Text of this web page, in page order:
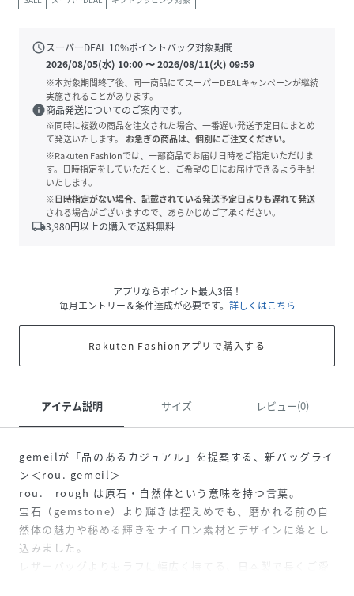
scheduleスーパーDEAL 10%ポイントバック対象期間
2026/08/05(水) 10:00〜2026/08/11(火) 09:59
※本対象期間終了後、同一商品にてスーパーDEALキャンペーンが継続
実施されることがあります。
info商品発送についてのご案内です。
※同時に複数の商品を注文された場合、一番遅い発送予定日にまとめ
て発送いたします。
お急ぎの商品は、個別にご注文ください。
※Rakuten Fashionでは、一部商品でお届け日時をご指定いただけま
す。日時指定をしていただくと、ご希望の日にお届けできるよう手配
いたします。
※日時指定がない場合、記載されている発送予定日よりも遅れて発送
される場合がございますので、あらかじめご了承ください。
local_shipping3,980円以上の購入で送料無料
アプリならポイント最大3倍！
毎月エントリー＆条件達成が必要です。 詳しくはこちら
Rakuten Fashionアプリで購入する
アイテム説明 サイズ レビュー(0)
gemeilが「品のあるカジュアル」を提案する、新バッグライ
ン＜rou. gemeil＞
rou.＝rough は原石・自然体という意味を持つ言葉。
宝石（gemstone）より輝きは控えめでも、磨かれる前の自
然体の魅力や秘める輝きをナイロン素材とデザインに落とし
込みました。
レザーバッグよりもラフに幅広く持てる、日本製で長くご愛